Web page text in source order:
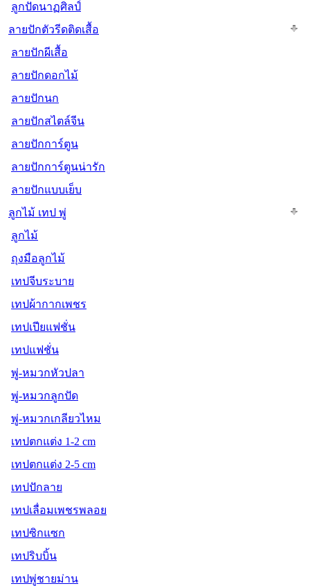
ลูกปัดนาฏศิลป์
ลายปักตัวรีดติดเสื้อ
ลายปักผีเสื้อ
ลายปักดอกไม้
ลายปักนก
ลายปักสไตล์จีน
ลายปักการ์ตูน
ลายปักการ์ตูนน่ารัก
ลายปักแบบเย็บ
ลูกไม้ เทป พู่
ลูกไม้
ถุงมือลูกไม้
เทปจีบระบาย
เทปผ้ากากเพชร
เทปเปียแฟชั่น
เทปแฟชั่น
พู่-หมวกหัวปลา
พู่-หมวกลูกปัด
พู่-หมวกเกลียวไหม
เทปตกแต่ง 1-2 cm
เทปตกแต่ง 2-5 cm
เทปปักลาย
เทปเลื่อมเพชรพลอย
เทปซิกแซก
เทปริบบิ้น
เทปพู่ชายม่าน